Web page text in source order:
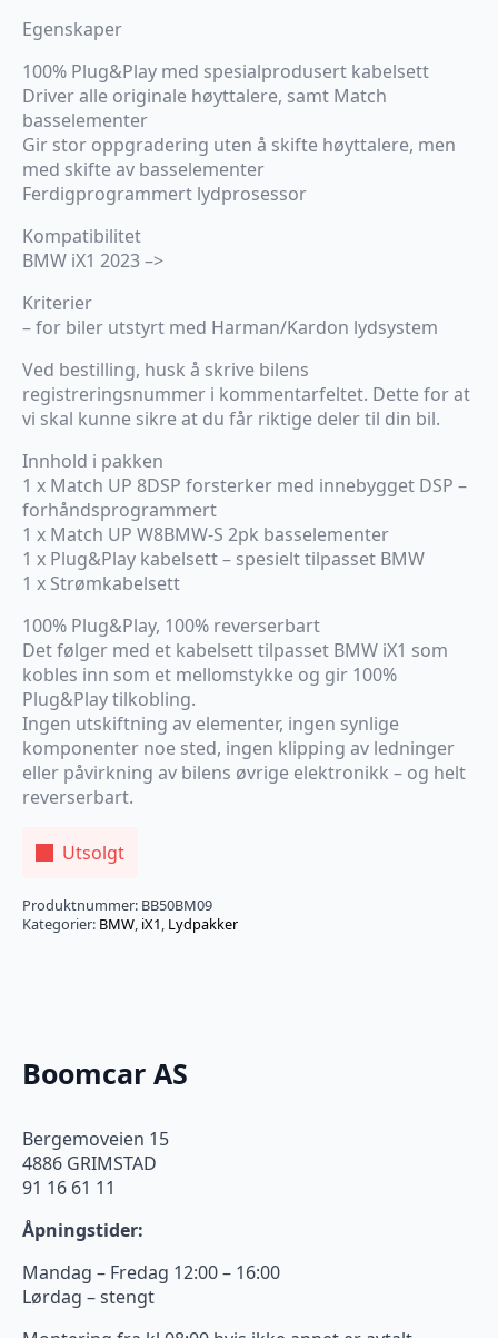
Egenskaper
100% Plug&Play med spesialprodusert kabelsett
Driver alle originale høyttalere, samt Match
basselementer
Gir stor oppgradering uten å skifte høyttalere, men
med skifte av basselementer
Ferdigprogrammert lydprosessor
Kompatibilitet
BMW iX1 2023 –>
Kriterier
– for biler utstyrt med Harman/Kardon lydsystem
Ved bestilling, husk å skrive bilens
registreringsnummer i kommentarfeltet. Dette for at
vi skal kunne sikre at du får riktige deler til din bil.
Innhold i pakken
1 x Match UP 8DSP forsterker med innebygget DSP –
forhåndsprogrammert
1 x Match UP W8BMW-S 2pk basselementer
1 x Plug&Play kabelsett – spesielt tilpasset BMW
1 x Strømkabelsett
100% Plug&Play, 100% reverserbart
Det følger med et kabelsett tilpasset BMW iX1 som
kobles inn som et mellomstykke og gir 100%
Plug&Play tilkobling.
Ingen utskiftning av elementer, ingen synlige
komponenter noe sted, ingen klipping av ledninger
eller påvirkning av bilens øvrige elektronikk – og helt
reverserbart.
Utsolgt
Produktnummer: BB50BM09
Kategorier: BMW, iX1, Lydpakker
Boomcar AS
Bergemoveien 15
4886 GRIMSTAD
91 16 61 11
Åpningstider:
Mandag – Fredag 12:00 – 16:00
Lørdag – stengt